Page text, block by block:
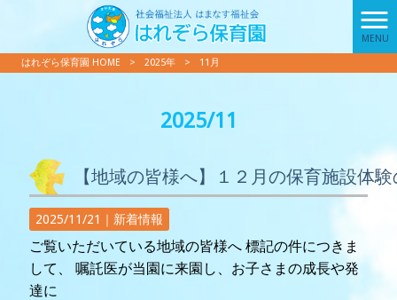
MENU
はれぞら保育園 HOME > 2025年 > 11月
2025/11
【地域の皆様へ】１２月の保育施設体
2025/11/21｜ 新着情報
ご覧いただいている地域の皆様へ 標記の件につきま
して、 嘱託医が当園に来園し、お子さまの成長や発
達に